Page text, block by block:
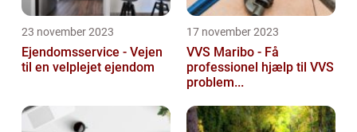
23 november 2023
Ejendomsservice - Vejen
til en velplejet ejendom
17 november 2023
VVS Maribo - Få
professionel hjælp til VVS
problem...